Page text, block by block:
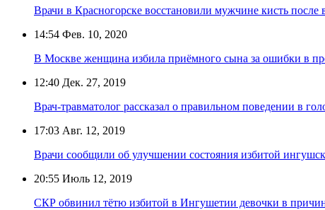
Врачи в Красногорске восстановили мужчине кисть после
14:54 Фев. 10, 2020
В Москве женщина избила приёмного сына за ошибки в
12:40 Дек. 27, 2019
Врач-травматолог рассказал о правильном поведении в
17:03 Авг. 12, 2019
Врачи сообщили об улучшении состояния избитой
20:55 Июль 12, 2019
СКР обвинил тётю избитой в Ингушетии девочки в